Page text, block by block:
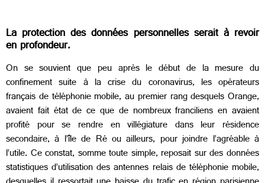
La protection des données personnelles serait à revoir
en profondeur.
On se souvient que peu après le début de la mesure du
confinement suite à la crise du coronavirus, les opérateurs
français de téléphonie mobile, au premier rang desquels Orange,
avaient fait état de ce que de nombreux franciliens en avaient
profité pour se rendre en villégiature dans leur résidence
secondaire, à l’île de Ré ou ailleurs, pour joindre l’agréable à
l’utile. Ce constat, somme toute simple, reposait sur des données
statistiques d’utilisation des antennes relais de téléphonie mobile,